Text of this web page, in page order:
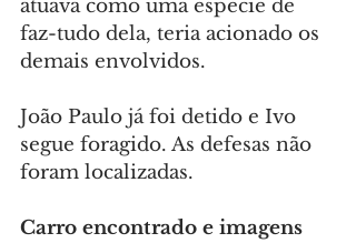
atuava como uma espécie de
faz-tudo dela, teria acionado os
demais envolvidos.
João Paulo já foi detido e Ivo
segue foragido. As defesas não
foram localizadas.
Carro encontrado e imagens